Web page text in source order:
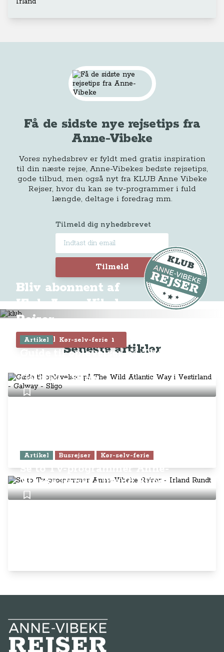
Få de sidste nye rejsetips fra
Anne-Vibeke
Vores nyhedsbrev er fyldt med gratis inspiration
til din næste rejse, Anne-Vibekes bedste rejsetips,
gode tilbud, men også nyt fra KLUB Anne Vibeke
Rejser, hvor du kan se tv-programmer i fuld
længde, deltage i foredrag mm.
Tilmeld dig nyhedsbrevet
Tilmeld
Bliv abonnent af
Klub Anne-Vibeke
Rejser
Tilmeld dig Klubben
Seneste artikler
Artikel Kør-selv-ferie
Guide til oplevelser på The Wild
Galway - Sligo
Artikel Busrejser Kør-selv-ferie
Se to Tv-programmer Anne-
Vibeke Rejser - Irland Rundt
Anne-Vibeke Rejser